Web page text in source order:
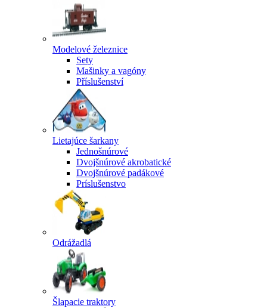
Modelové železnice
Sety
Mašinky a vagóny
Příslušenství
Lietajúce šarkany
Jednošnúrové
Dvojšnúrové akrobatické
Dvojšnúrové padákové
Príslušenstvo
Odrážadlá
Šlapacie traktory